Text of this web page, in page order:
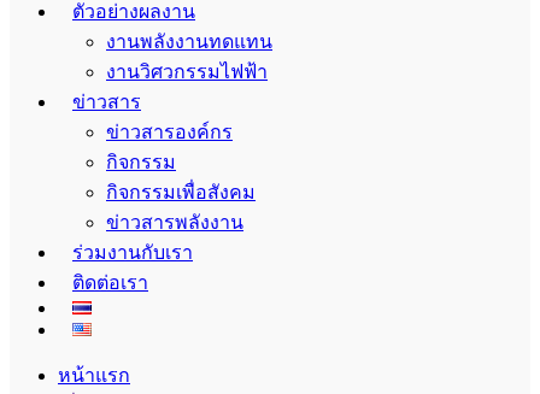
ตัวอย่างผลงาน
งานพลังงานทดแทน
งานวิศวกรรมไฟฟ้า
ข่าวสาร
ข่าวสารองค์กร
กิจกรรม
กิจกรรมเพื่อสังคม
ข่าวสารพลังงาน
ร่วมงานกับเรา
ติดต่อเรา
หน้าแรก